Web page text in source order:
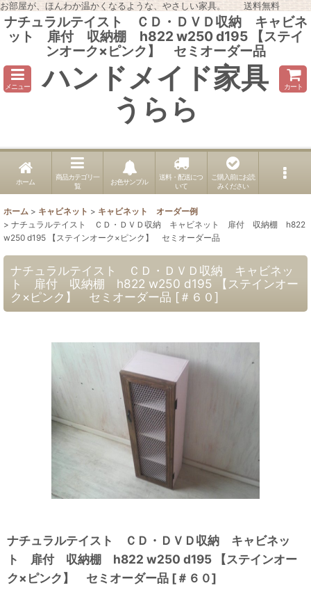
お部屋が、ほんわか温かくなるような、やさしい家具。 送料無料
ナチュラルテイスト ＣＤ・ＤＶＤ収納 キャビネ
ット 扉付 収納棚 h822 w250 d195 【ステイ
ンオーク×ピンク】 セミオーダー品
メニュー ハンドメイド家具
うらら
カート
ホーム
商品カテゴリ一
覧
お色サンプル
送料・配送につ
いて
ご購入前にお読
みください
ホーム > キャビネット > キャビネット オーダー例
> ナチュラルテイスト ＣＤ・ＤＶＤ収納 キャビネット 扉付 収納棚 h822
w250 d195 【ステインオーク×ピンク】 セミオーダー品
ナチュラルテイスト ＣＤ・ＤＶＤ収納 キャビネッ
ト 扉付 収納棚 h822 w250 d195 【ステインオー
ク×ピンク】 セミオーダー品 [＃６０]
ナチュラルテイスト ＣＤ・ＤＶＤ収納 キャビネッ
ト 扉付 収納棚 h822 w250 d195 【ステインオー
ク×ピンク】 セミオーダー品 [＃６０]